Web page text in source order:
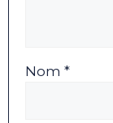
Nom *